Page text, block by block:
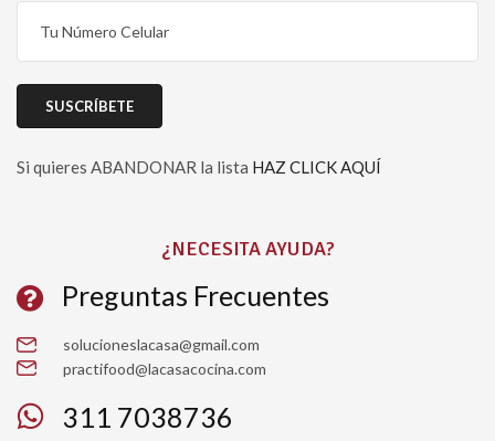
Si quieres ABANDONAR la lista HAZ CLICK AQUÍ
¿NECESITA AYUDA?
Preguntas Frecuentes
solucioneslacasa@gmail.com
practifood@lacasacocina.com
311 7038736